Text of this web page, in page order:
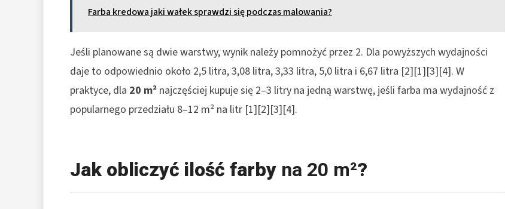
Farba kredowa jaki wałek sprawdzi się podczas malowania?
Jeśli planowane są dwie warstwy, wynik należy pomnożyć przez 2. Dla powyższych wydajności
daje to odpowiednio około 2,5 litra, 3,08 litra, 3,33 litra, 5,0 litra i 6,67 litra [2][1][3][4]. W
praktyce, dla 20 m² najczęściej kupuje się 2–3 litry na jedną warstwę, jeśli farba ma wydajność z
popularnego przedziału 8–12 m² na litr [1][2][3][4].
Jak obliczyć ilość farby na 20 m²?